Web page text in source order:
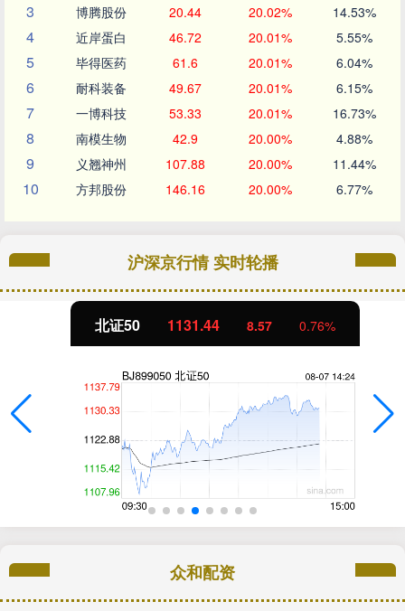
3 博腾股份 20.44 20.02% 14.53%
4 近岸蛋白 46.72 20.01% 5.55%
5 毕得医药 61.6 20.01% 6.04%
6 耐科装备 49.67 20.01% 6.15%
7 一博科技 53.33 20.01% 16.73%
8 南模生物 42.9 20.00% 4.88%
9 义翘神州 107.88 20.00% 11.44%
10 方邦股份 146.16 20.00% 6.77%
沪深京行情 实时轮播
北证50 1131.44 8.57 0.76%
众和配资